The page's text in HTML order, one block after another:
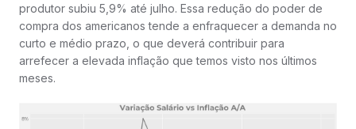
produtor subiu 5,9% até julho. Essa redução do poder de
compra dos americanos tende a enfraquecer a demanda no
curto e médio prazo, o que deverá contribuir para
arrefecer a elevada inflação que temos visto nos últimos
meses.